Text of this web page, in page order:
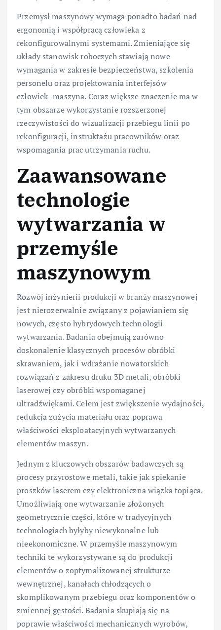
Przemysł maszynowy wymaga ponadto badań nad
ergonomią i współpracą człowieka z
rekonfigurowalnymi systemami. Zmieniające się
układy stanowisk roboczych stawiają nowe
wymagania w zakresie bezpieczeństwa, szkolenia
personelu oraz projektowania interfejsów
człowiek–maszyna. Coraz większe znaczenie ma w
tym obszarze wykorzystanie rozszerzonej
rzeczywistości do wizualizacji przebiegu linii po
rekonfiguracji, instruktażu pracowników oraz
wspomagania prac utrzymania ruchu.
Zaawansowane
technologie
wytwarzania w
przemyśle
maszynowym
Rozwój inżynierii produkcji w branży maszynowej
jest nierozerwalnie związany z pojawianiem się
nowych, często hybrydowych technologii
wytwarzania. Badania obejmują zarówno
doskonalenie klasycznych procesów obróbki
skrawaniem, jak i wdrażanie nowatorskich
rozwiązań z zakresu druku 3D metali, obróbki
laserowej czy obróbki wspomaganej
ultradźwiękami. Celem jest zwiększenie wydajności,
redukcja zużycia materiału oraz poprawa
właściwości eksploatacyjnych wytwarzanych
elementów maszyn.
Jednym z kluczowych obszarów badawczych są
procesy przyrostowe metali, takie jak spiekanie
proszków laserem czy elektroniczna wiązka topiąca.
Umożliwiają one wytwarzanie złożonych
geometrycznie części, które w tradycyjnych
technologiach byłyby niewykonalne lub
nieekonomiczne. W przemyśle maszynowym
techniki te wykorzystywane są do produkcji
elementów o zoptymalizowanej strukturze
wewnętrznej, kanałach chłodzących o
skomplikowanym przebiegu oraz komponentów o
zmiennej gęstości. Badania skupiają się na
poprawie właściwości mechanicznych wyrobów,